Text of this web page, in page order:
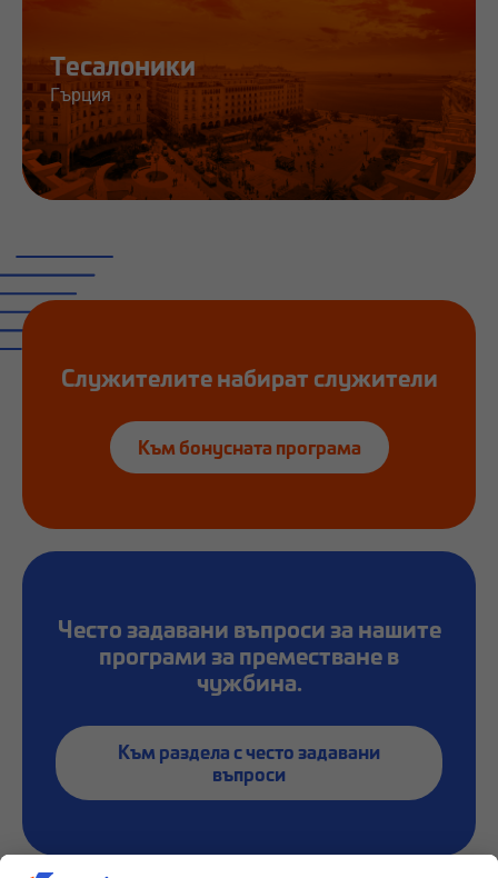
Тесалоники
Гърция
Служителите набират служители
Към бонусната програма
Често задавани въпроси за нашите
програми за преместване в
чужбина.
Към раздела с често задавани
въпроси